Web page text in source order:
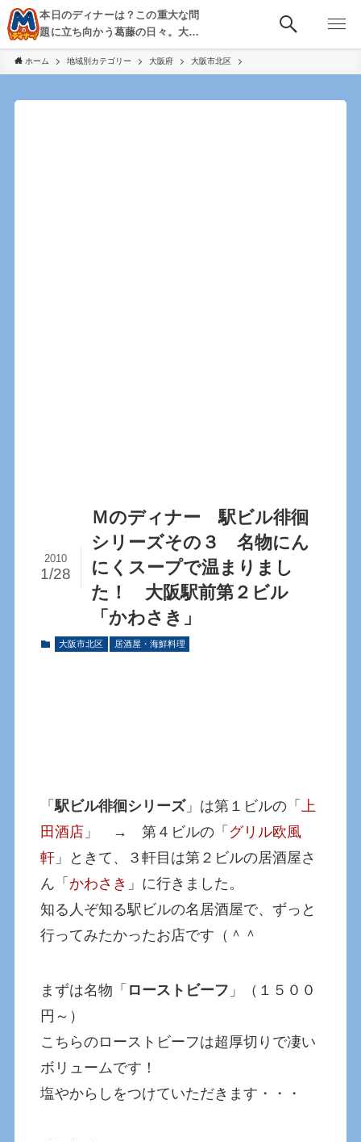
本日のディナーは？この重大な問
題に立ち向かう葛藤の日々。大
阪・京都・神戸を中心とした食べ
歩き、飲み歩きを綴る。
ホーム 地域別カテゴリー 大阪府 大阪市北区
Ｍのディナー 駅ビル徘徊
シリーズその３ 名物にん
にくスープで温まりまし
た！ 大阪駅前第２ビル
「かわさき」
2010
1/28
大阪市北区 居酒屋・海鮮料理
「駅ビル徘徊シリーズ」は第１ビルの「
上
田酒店 」 → 第４ビルの「 グリル欧風
軒 」ときて、３軒目は第２ビルの居酒屋さ
ん「かわさき 」に行きました。
知る人ぞ知る駅ビルの名居酒屋で、ずっと
行ってみたかったお店です（＾＾
まずは名物「 ローストビーフ 」（１５００
円～）
こちらのローストビーフは超厚切りで凄い
ボリュームです！
塩やからしをつけていただきます・・・